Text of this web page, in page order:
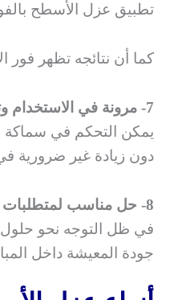
تطبيق عزل الأسطح
كما أن نتائجه تظهر فور
7- مرونة في الاستخدام وتحديد السماكة
يمكن التحكم في سماكة
دون زيادة غير ضرورية
8- حل مناسب لمتطلبات العزل الحديثة
جودة المعيشة داخل